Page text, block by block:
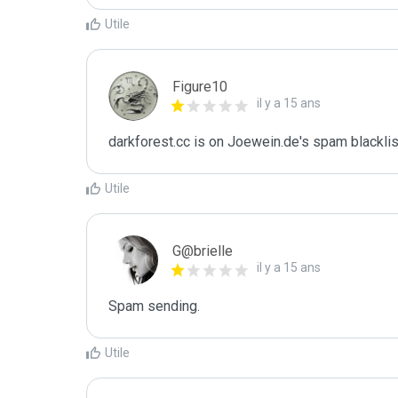
Utile
Figure10
il y a 15 ans
darkforest.cc is on Joewein.de's spam
Utile
G@brielle
il y a 15 ans
Spam sending.
Utile